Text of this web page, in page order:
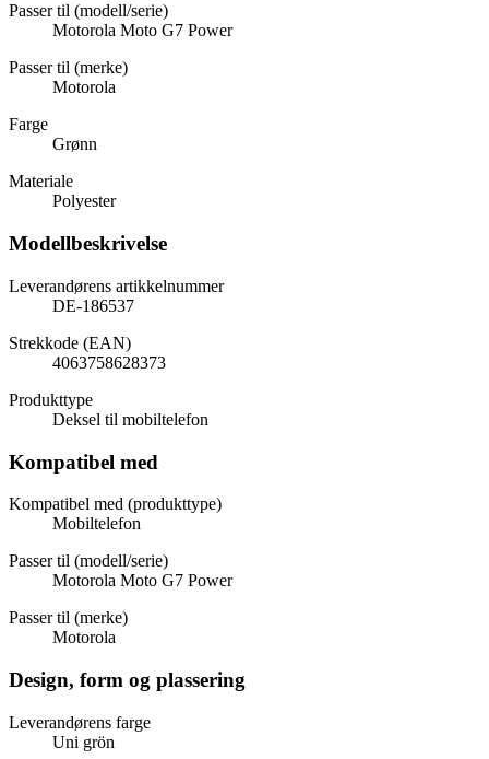
Passer til (modell/serie)
Motorola Moto G7 Power
Passer til (merke)
Motorola
Farge
Grønn
Materiale
Polyester
Modellbeskrivelse
Leverandørens artikkelnummer
DE-186537
Strekkode (EAN)
4063758628373
Produkttype
Deksel til mobiltelefon
Kompatibel med
Kompatibel med (produkttype)
Mobiltelefon
Passer til (modell/serie)
Motorola Moto G7 Power
Passer til (merke)
Motorola
Design, form og plassering
Leverandørens farge
Uni grön